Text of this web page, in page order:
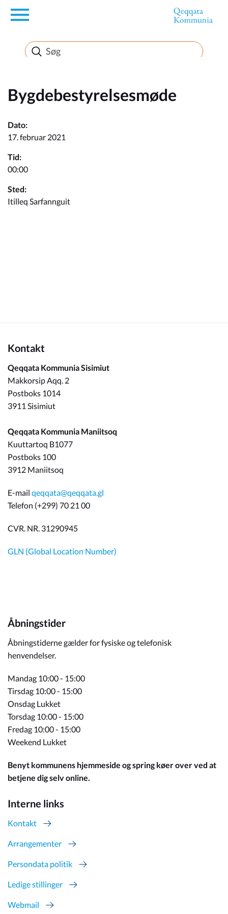
en
Borger
Erhverv
Politik
Turisme
Selvbetjening
Bygdebestyrelsesmøde
Dato:
17. februar 2021
Tid:
00:00
Sted:
Itilleq Sarfannguit
Kontakt
Qeqqata Kommunia Sisimiut
Makkorsip Aqq. 2
Postboks 1014
3911 Sisimiut
Qeqqata Kommunia Maniitsoq
Kuuttartoq B1077
Postboks 100
3912 Maniitsoq
E-mail qeqqata@qeqqata.gl
Telefon (+299) 70 21 00
CVR. NR. 31290945
GLN (Global Location Number)
Åbningstider
Åbningstiderne gælder for fysiske og telefonisk
henvendelser.
Mandag 10:00 - 15:00
Tirsdag 10:00 - 15:00
Onsdag Lukket
Torsdag 10:00 - 15:00
Fredag 10:00 - 15:00
Weekend Lukket
Benyt kommunens hjemmeside og spring køer over ved at
betjene dig selv online.
Interne links
Kontakt
Arrangementer
Persondata politik
Ledige stillinger
Webmail